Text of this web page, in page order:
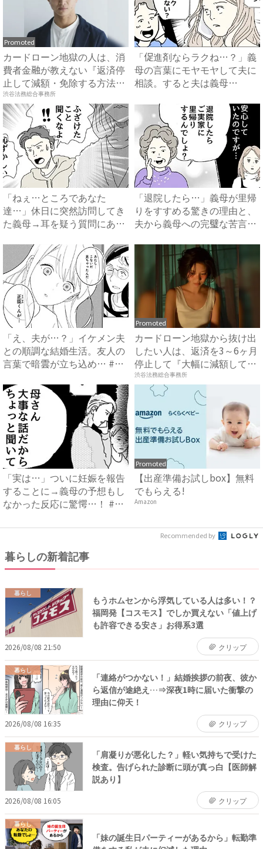
Promoted
カードローン地獄の人は、消
費者金融が教えない『返済停
止して減額・免除する方法』
で...
渋谷法務総合事務所
「促進剤ならラクね…？」義
母の言葉にモヤモヤして夫に
相談。すると夫は義母
「ねぇ…ところであなた
達…」休日に突然訪問してき
た義母→耳を疑う質問にあ
「退院したら…」義母が里帰
りをすすめる驚きの理由と、
夫から義母への完璧な苦言
「え、夫が…？」イケメン夫
との順調な結婚生活。友人の
言葉で暗雲が立ち込め… #
Promoted
カードローン地獄から抜け出
したい人は、返済を3～6ヶ月
停止して『大幅に減額して
か...
渋谷法務総合事務所
「実は…」ついに妊娠を報告
することに→義母の予想もし
なかった反応に驚愕…！ #
Promoted
【出産準備お試しbox】無料
でもらえる!
Amazon
Recommended by
暮らしの新着記事
暮らし
もうホムセンから浮気している人は多い！？
福岡発【コスモス】でしか買えない「値上げ
も許容できる安さ」お得系3選
2026/08/08 21:50 クリップ
暮らし
「連絡がつかない！」結婚挨拶の前夜、彼か
ら返信が途絶え…⇒深夜1時に届いた衝撃の
理由に仰天！
2026/08/08 16:35 クリップ
暮らし
「肩凝りが悪化した？」軽い気持ちで受けた
検査。告げられた診断に頭が真っ白【医師解
説あり】
2026/08/08 16:05 クリップ
暮らし
「妹の誕生日パーティーがあるから」転勤準